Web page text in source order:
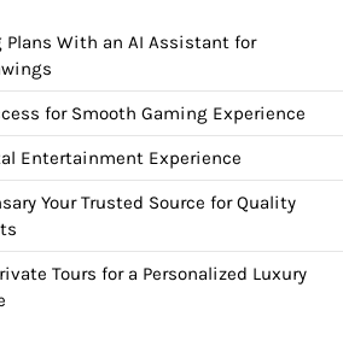
With an AI Assistant for
for Smooth Gaming Experience
Entertainment Experience
Your Trusted Source for Quality
Tours for a Personalized Luxury